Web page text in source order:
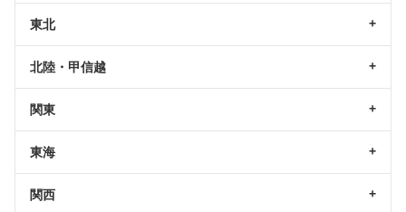
東北
北陸・甲信越
関東
東海
関西